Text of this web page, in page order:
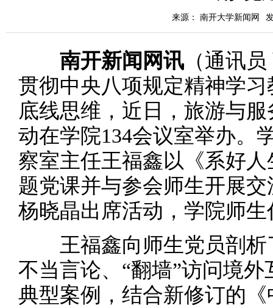
来源： 南开大学新闻网
南开新闻网讯 （通讯
贯彻中央八项规定精神学
底线思维，近日，旅游与
动在学院134会议室举办。
察室主任王福鑫以《系好
题党课并与参会师生开展
杨晓晶出席活动，学院师
王福鑫向师生党员剖析
不当言论、“翻墙”访问境
典型案例，结合新修订的